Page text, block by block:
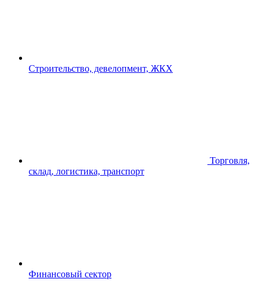
Строительство, девелопмент, ЖКХ
Торговля,
склад, логистика, транспорт
Финансовый сектор